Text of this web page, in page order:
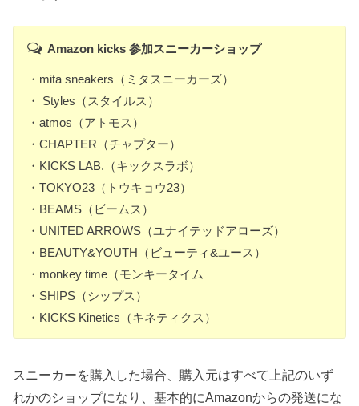
Amazon kicks 参加スニーカーショップ
・mita sneakers（ミタスニーカーズ）
・ Styles（スタイルス）
・atmos（アトモス）
・CHAPTER（チャプター）
・KICKS LAB.（キックスラボ）
・TOKYO23（トウキョウ23）
・BEAMS（ビームス）
・UNITED ARROWS（ユナイテッドアローズ）
・BEAUTY&YOUTH（ビューティ&ユース）
・monkey time（モンキータイム
・SHIPS（シップス）
・KICKS Kinetics（キネティクス）
スニーカーを購入した場合、購入元はすべて上記のいず
れかのショップになり、基本的にAmazonからの発送にな